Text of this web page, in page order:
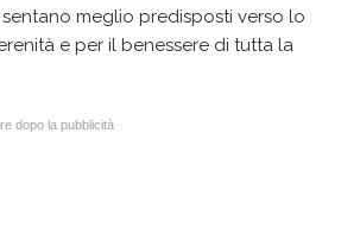
meglio predisposti verso lo
e per il benessere di tutta la
dopo la pubblicità